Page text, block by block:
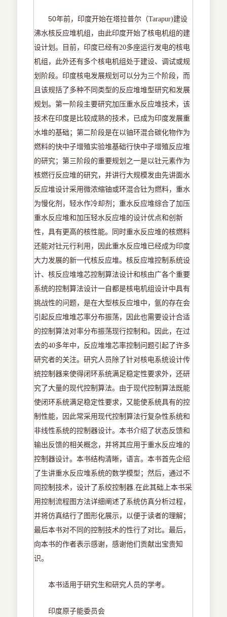
50年前，印度开始在塔拉普尔（Tarapur)建设
沸水核反应堆机组，由此印度开始了核电机组的建
设计划。目前，印度已经有20多座运行发电的核电
机组，此外还有多个核电机组处于建设、调试或规
划阶段。印度核电发展规划可以分为三个阶段，而
且该规括了多种不同类型的反应堆堆型研究和发展
规划。第一阶段主要研究加压重水反应堆技术，该
技术在印度是比较成熟的技术，已成为印度发展重
水堆的基础；第二阶段是在以铀环混合碳化物作为
燃料的快中子增殖实验堆基础行快中子增殖反应堆
的研究；第三阶段的重要规划之一是以钍元素作为
核燃行反应堆的研究，并讲行大规模发由先讲面水
反应堆设计采用微浓缩铀或环混合钍为燃料，重水
为慢化剂，轻水作冷却剂；重水反应堆综合了加压
重水反应堆和加压轻水反应堆的设计优点和创新
性，具有更高的核性能。同时重水反应堆的核燃料
还能对钍元行利用，因此重水反应堆已经成为印度
大力发展的新一代核反应堆。核反应堆控制系统设
计、核反应堆堆芯控制算法设计和核由广各个重要
系统的控制算法设计一自都是核电机组设计中具有
挑战性的问题，是在大型核反应堆中，氩的存在会
引起反应堆堆芯率分布振荡，因此也需要设计合适
的控制算法对率分布振荡现行控制和。因此，在过
去的40多年中，反应堆堆芯率控制问题引起了许多
研究者的关注。研究人员除了针对核电系统设计传
统控制器来使得闭环系统满足稳定性要求外，还研
究了大量的现代控制算法。由于现代控制算法既能
使闭环系统满足稳定性要求，又能使系统具有的控
制性能，因此常采用现代控制算法行复杂性系统和
非线性系统的控制器设计。本书介绍了状态反馈和
输出反馈的相关概念，并将其应用于重水反应堆的
控制器设计。本书结构清晰，语言。本书首先企绍
了生讲重水反应堆系统的数学模型；然后，通过不
同控制技术，设计了系绞控制器.在此其础上本书采
用控制流程图方法详细阐述了系统仿真分析过程，
并将仿真结行了图形化展示，以便于读者的理解；
最后本书对不同的控制技术的性行了对比。最后，
向本书的作者表示感谢，感谢他们贡献出宝贵知
识。
本书适用于研究生和研究人员的学考。
印度原子能委员会